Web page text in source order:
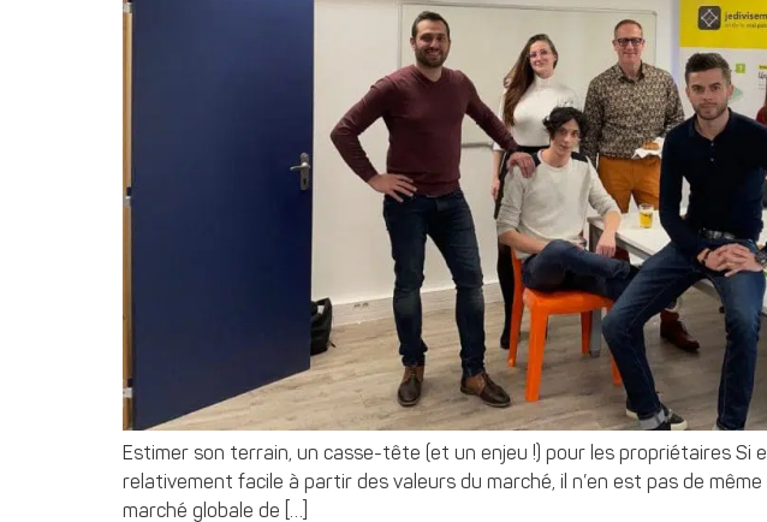
Estimer son terrain, un casse-tête (et un enjeu !) pour les propriétaires Si
relativement facile à partir des valeurs du marché, il n’en est pas de
marché globale de […]